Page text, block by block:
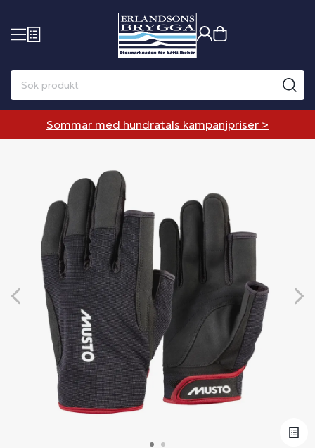
Sommar med hundratals kampanjpriser >